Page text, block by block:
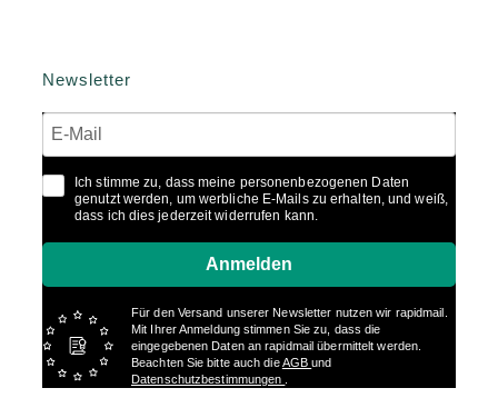
Newsletter
Ich stimme zu, dass meine personenbezogenen Daten
genutzt werden, um werbliche E-Mails zu erhalten, und weiß,
dass ich dies jederzeit widerrufen kann.
Anmelden
Für den Versand unserer Newsletter nutzen wir rapidmail.
Mit Ihrer Anmeldung stimmen Sie zu, dass die
eingegebenen Daten an rapidmail übermittelt werden.
Beachten Sie bitte auch dieAGBund
Datenschutzbestimmungen